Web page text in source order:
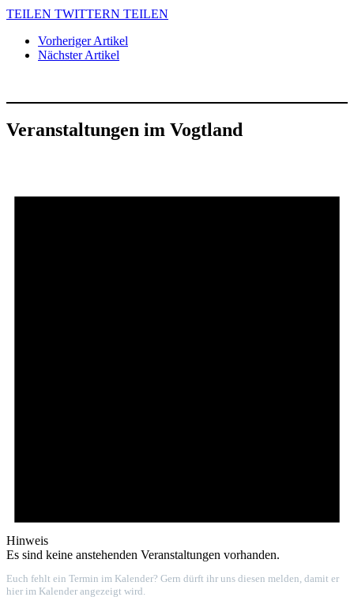
TEILEN TWITTERN TEILEN
Vorheriger Artikel
Nächster Artikel
Veranstaltungen im Vogtland
Hinweis
Es sind keine anstehenden Veranstaltungen vorhanden.
Euch fehlt ein Termin im Kalender? Gern dürft ihr uns diesen melden, damit er
hier im Kalender angezeigt wird.